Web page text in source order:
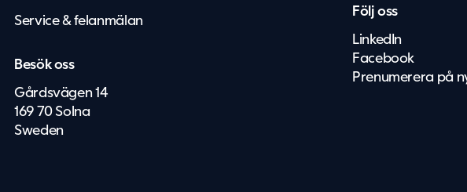
Service & felanmälan
Besök oss
Gårdsvägen 14
169 70 Solna
Sweden
Följ oss
LinkedIn
Facebook
Prenumerera på